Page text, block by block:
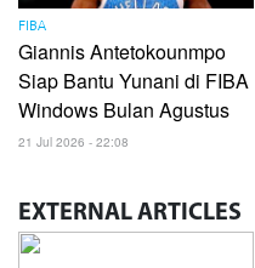
FIBA
Giannis Antetokounmpo
Siap Bantu Yunani di FIBA
Windows Bulan Agustus
21 Jul 2026 - 22:08
EXTERNAL ARTICLES